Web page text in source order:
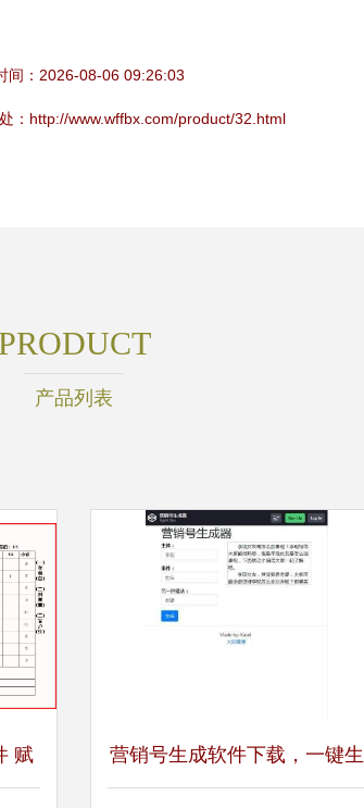
间：2026-08-06 09:26:03
：http://www.wffbx.com/product/32.html
PRODUCT
产品列表
赋 营销号生成软件下载，一键生